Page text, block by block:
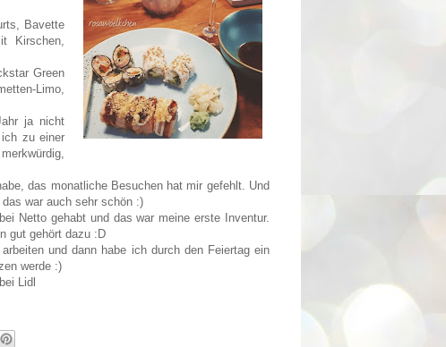
Bavette
Kirschen,
Green
Limo,
ja nicht
zu einer
das monatliche Besuchen hat mir gefehlt. Und
war auch sehr schön :)
Netto gehabt und das war meine erste Inventur.
gut gehört dazu :D
und dann habe ich durch den Feiertag ein
werde :)
Lidl